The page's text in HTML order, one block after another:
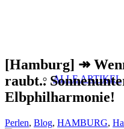
ALLE ARTIKEL
[Hamburg] ↠
raubt..
Elbphilharmonie!
Perlen, Blog, HAMBURG,